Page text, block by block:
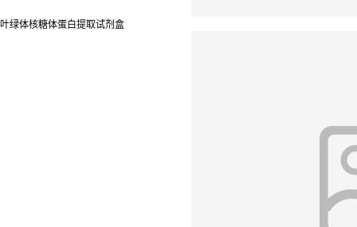
叶绿体核糖体蛋白提取试剂盒